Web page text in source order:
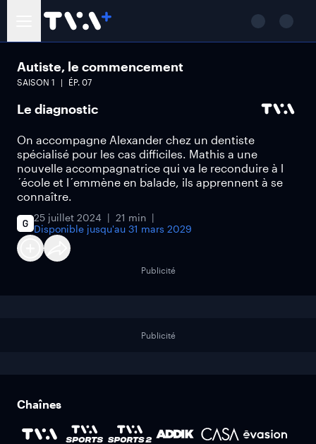
Autiste, le commencement
SAISON 1 ÉP. 07
Le diagnostic
On accompagne Alexander chez un dentiste
spécialisé pour les cas difficiles. Mathis a une
nouvelle accompagnatrice qui va le reconduire à l
´école et l´emmène en balade, ils apprennent à se
connaître.
25 juillet 2024
21 min
Disponible jusqu'au 31 mars 2029
Publicité
Publicité
Chaînes